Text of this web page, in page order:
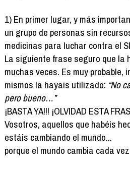
1) En primer lugar, y más
un grupo de personas sin
medicinas para luchar contra el
La siguiente frase seguro que la
muchas veces. Es muy probable,
mismos la hayais utilizado: “No
pero bueno…”
¡BASTA YA!!! ¡OLVIDAD ESTA
Vosotros, aquellos que habéis
estáis cambiando el mundo...
porque el mundo cambia cada